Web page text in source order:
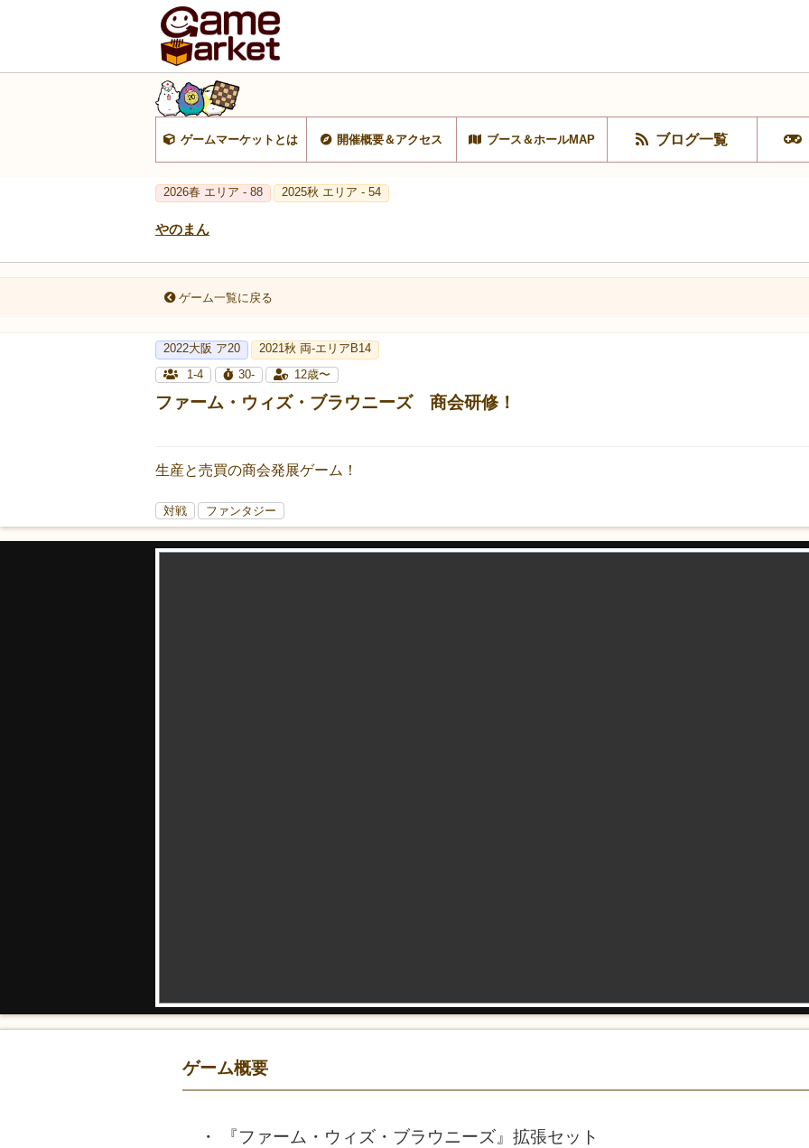
ゲームマーケットとは 開催概要＆アクセス ブース＆ホールMAP ブログ一覧
2026春 エリア - 88 2025秋 エリア - 54
やのまん
ゲーム一覧に戻る
2022大阪 ア20
2021秋 両-エリアB14
1-4
30- 12歳〜
ファーム・ウィズ・ブラウニーズ 商会研修！
生産と売買の商会発展ゲーム！
対戦 ファンタジー
ゲーム概要
『ファーム・ウィズ・ブラウニーズ』拡張セット